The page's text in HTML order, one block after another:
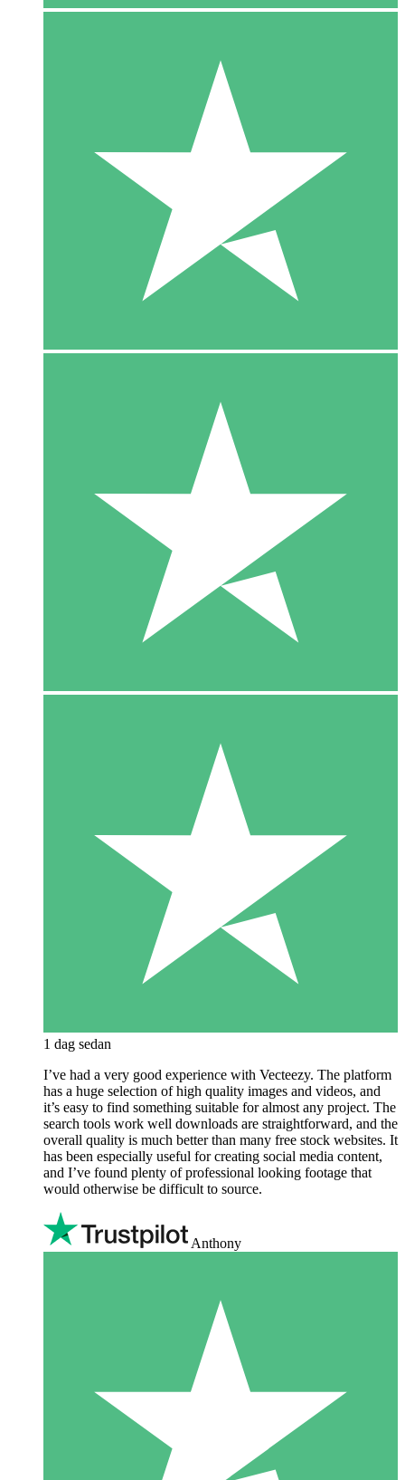
1 dag sedan
I’ve had a very good experience with Vecteezy. The platform
has a huge selection of high quality images and videos, and
it’s easy to find something suitable for almost any project. The
search tools work well downloads are straightforward, and the
overall quality is much better than many free stock websites. It
has been especially useful for creating social media content,
and I’ve found plenty of professional looking footage that
would otherwise be difficult to source.
Anthony